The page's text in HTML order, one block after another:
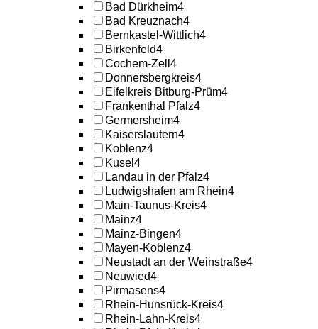
Bad Dürkheim4
Bad Kreuznach4
Bernkastel-Wittlich4
Birkenfeld4
Cochem-Zell 4
Donnersbergkreis4
Eifelkreis Bitburg-Prüm4
Frankenthal Pfalz4
Germersheim4
Kaiserslautern4
Koblenz4
Kusel 4
Landau in der Pfalz4
Ludwigshafen am Rhein4
Main-Taunus-Kreis4
Mainz4
Mainz-Bingen4
Mayen-Koblenz4
Neustadt an der Weinstraße4
Neuwied4
Pirmasens4
Rhein-Hunsrück-Kreis4
Rhein-Lahn-Kreis4